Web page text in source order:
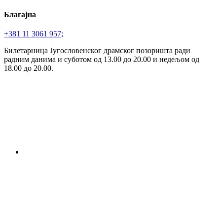
Благајна
+381 11 3061 957;
Билетарница Југословенског драмског позоришта ради
радним данима и суботом од 13.00 до 20.00 и недељом од
18.00 до 20.00.